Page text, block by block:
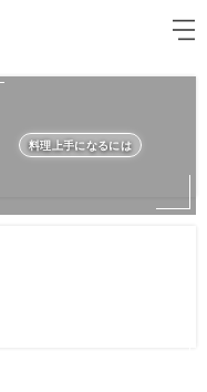
料理上手になるには